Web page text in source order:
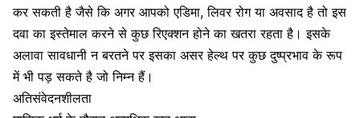
कर सकती है जैसे कि अगर आपको एडिमा, लिवर रोग या अवसाद है तो इस
दवा का इस्तेमाल करने से कुछ रिएक्शन होने का खतरा रहता है। इसके
अलावा सावधानी न बरतने पर इसका असर हेल्थ पर कुछ दुष्प्रभाव के रूप
में भी पड़ सकते है जो निम्न हैं।
अतिसंवेदनशीलता